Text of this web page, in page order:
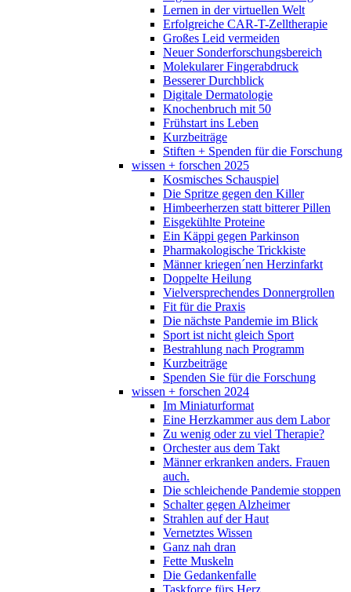
Lernen in der virtuellen Welt
Erfolgreiche CAR-T-Zelltherapie
Großes Leid vermeiden
Neuer Sonderforschungsbereich
Molekularer Fingerabdruck
Besserer Durchblick
Digitale Dermatologie
Knochenbruch mit 50
Frühstart ins Leben
Kurzbeiträge
Stiften + Spenden für die Forschung
wissen + forschen 2025
Kosmisches Schauspiel
Die Spritze gegen den Killer
Himbeerherzen statt bitterer Pillen
Eisgekühlte Proteine
Ein Käppi gegen Parkinson
Pharmakologische Trickkiste
Männer kriegen´nen Herzinfarkt
Doppelte Heilung
Vielversprechendes Donnergrollen
Fit für die Praxis
Die nächste Pandemie im Blick
Sport ist nicht gleich Sport
Bestrahlung nach Programm
Kurzbeiträge
Spenden Sie für die Forschung
wissen + forschen 2024
Im Miniaturformat
Eine Herzkammer aus dem Labor
Zu wenig oder zu viel Therapie?
Orchester aus dem Takt
Männer erkranken anders. Frauen
auch.
Die schleichende Pandemie stoppen
Schalter gegen Alzheimer
Strahlen auf der Haut
Vernetztes Wissen
Ganz nah dran
Fette Muskeln
Die Gedankenfalle
Taskforce fürs Herz